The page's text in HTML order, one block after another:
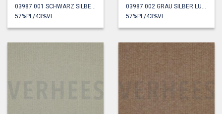
03987.001 SCHWARZ SILBER LUREX
57%PL/43%VI
03987.002 GRAU SILBER LUREX
57%PL/43%VI